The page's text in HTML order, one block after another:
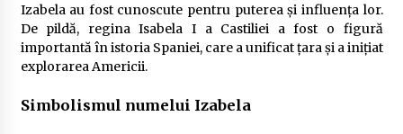
Izabela au fost cunoscute pentru puterea și influența lor.
De pildă, regina Isabela I a Castiliei a fost o figură
importantă în istoria Spaniei, care a unificat țara și a inițiat
explorarea Americii.
Simbolismul numelui Izabela